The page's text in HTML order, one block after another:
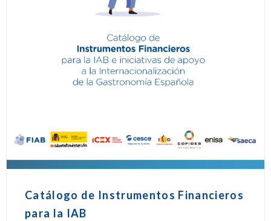
Catálogo de Instrumentos Financieros
para la IAB